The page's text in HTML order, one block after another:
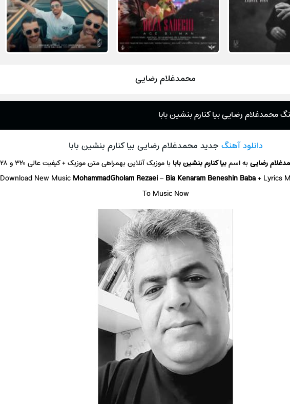
محمدغلام رضایی
محمدغلام رضایی بیا کنارم بنشین بابا
دانلود آهنگ جدید محمدغلام رضایی بیا کنارم بنشین بابا
رضاییبه اسمبیا کنارم بنشین بابا با موزیک آنلاینبهمراهی متن موزیک + کیفیت عالی ۳۲۰ و ۱۲۸
Download New Music MohammadGholam Rezaei–Bia Kenaram Beneshin Baba+ Lyrics
To Music Now